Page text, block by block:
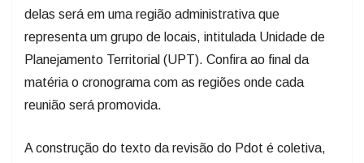
delas será em uma região administrativa que
representa um grupo de locais, intitulada Unidade de
Planejamento Territorial (UPT). Confira ao final da
matéria o cronograma com as regiões onde cada
reunião será promovida.
A construção do texto da revisão do Pdot é coletiva,